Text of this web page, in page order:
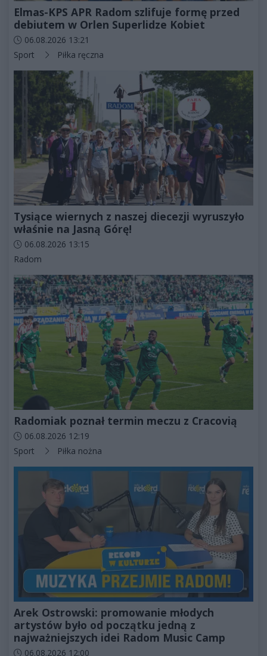
Elmas-KPS APR Radom szlifuje formę przed
debiutem w Orlen Superlidze Kobiet
Data dodania artykułu:
06.08.2026 13:21
Kategorie artykułu:
Sport Piłka ręczna
Tysiące wiernych z naszej diecezji wyruszyło
właśnie na Jasną Górę!
Data dodania artykułu:
06.08.2026 13:15
Kategorie artykułu:
Radom
Radomiak poznał termin meczu z Cracovią
Data dodania artykułu:
06.08.2026 12:19
Kategorie artykułu:
Sport Piłka nożna
Arek Ostrowski: promowanie młodych
artystów było od początku jedną z
najważniejszych idei Radom Music Camp
Data dodania artykułu:
06.08.2026 12:00